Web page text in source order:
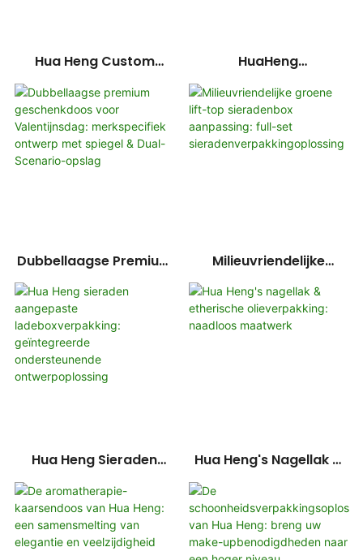
Hua Heng Custom
Magnetische Boek-Stijl
Dozen Voor Cosmetica
HuaHeng
Zakelijke
Geschenkdozen: Ideaal
Voor Onboarding Van
Werknemers En
Dubbellaagse Premium
Valentijnsdag:
Merkspecifiek Ontwerp
Met Spiegel & Dual-
Scenario-Opslag
Milieuvriendelijke
Sieradenbox
Aanpassing: Full-Set
Sieradenverpakkingopl
Hua Heng Sieraden
Ladeboxverpakking:
Geïntegreerde
Ondersteunende
Ontwerpoplossing
Hua Heng's Nagellak &
Naadloos Maatwerk